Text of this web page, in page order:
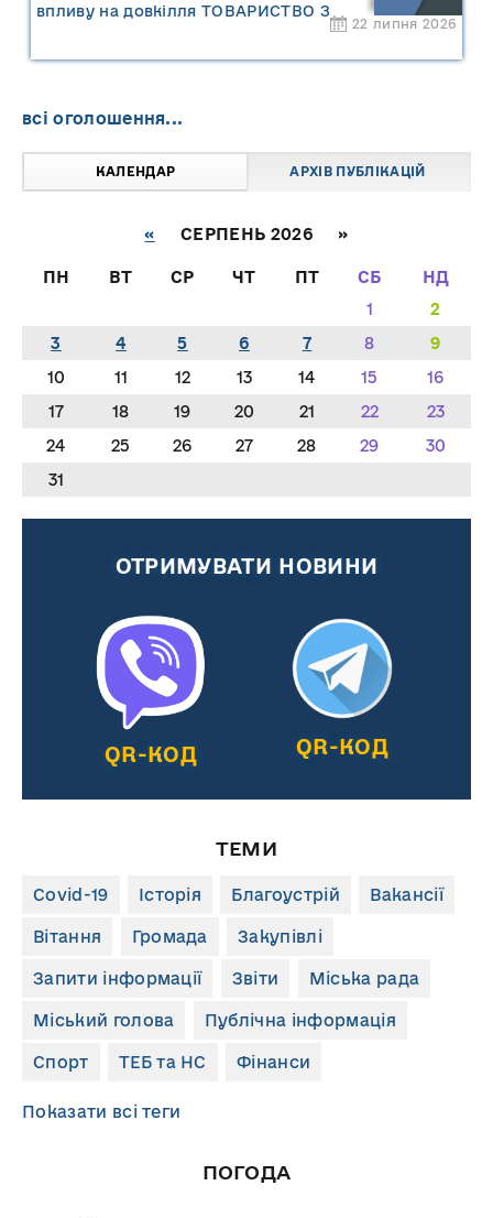
впливу на довкілля ТОВАРИСТВО З
22 липня 2026
всі оголошення...
КАЛЕНДАР АРХІВ ПУБЛІКАЦІЙ
« СЕРПЕНЬ 2026 »
ПН ВТ СР ЧТ ПТ СБ
НД
1
2
3
4 5 6 7 8
9
10
11 12 13 14 15
16
17
18 19 20 21 22
23
24
25 26 27 28 29
30
31
ОТРИМУВАТИ НОВИНИ
QR-КОД QR-КОД
ТЕМИ
Covid-19 Історія Благоустрій Вакансії
Вітання Громада Закупівлі
Запити інформації Звіти Міська рада
Міський голова Публічна інформація
Спорт ТЕБ та НС Фінанси
Показати всі теги
ПОГОДА